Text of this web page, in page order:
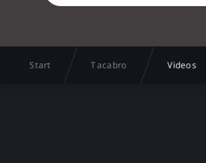
Start Tacabro Videos